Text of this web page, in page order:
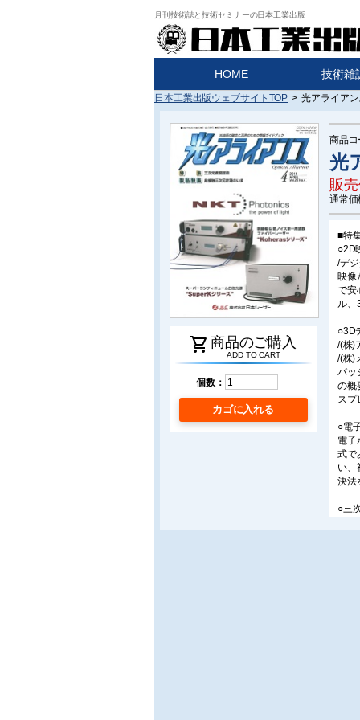
月刊技術誌と技術セミナーの日本工業出版
HOME 技術雑
日本工業出版ウェブサイトTOP > 光アライア
shopping_cart 商品のご購入
ADD TO CART
個数：
カゴに入れる
商品コ
光
販
通常価
■特
○2D
/デ
映像
で安
ル、
○3D
/(株)
/(株)
パッ
の概
スプ
○電
電子
式で
い、
決法
○三